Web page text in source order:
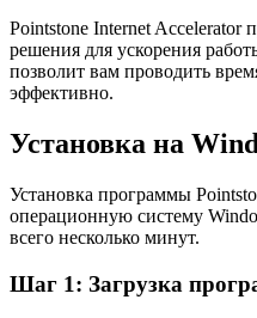
Pointstone Internet Accelerator
решения для ускорения
позволит вам проводить
эффективно.
Установка на
Установка программы
операционную систему
всего несколько минут.
Шаг 1: Загрузка